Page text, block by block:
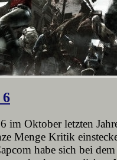
im Oktober letzten
Menge Kritik
habe sich bei